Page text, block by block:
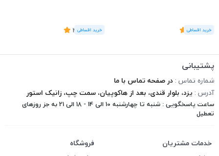
(1رای)
5
(5 رای)
4.4
پشتیبانی
شماره تماس : در صفحه تماس با ما
آدرس : یزد، بلوار قندی، بعد از هاکوپیان، سمت چپ، زانیک استور
ساعت پاسخگویی : شنبه تا چهارشنبه 10 الی 14 - 18 الی 21 به جز روزهای
تعطیل
خدمات مشتریان فروشگاه